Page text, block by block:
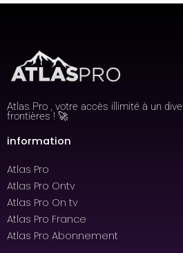
Atlas Pro , votre accès illimité à un
frontières ! 🚀
information
Atlas Pro
Atlas Pro Ontv
Atlas Pro On tv
Atlas Pro France
Atlas Pro Abonnement